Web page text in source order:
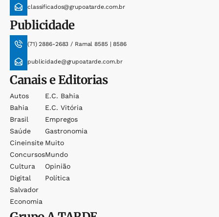
classificados@grupoatarde.com.br
Publicidade
(71) 2886-2683 / Ramal 8585 | 8586
publicidade@grupoatarde.com.br
Canais e Editorias
Autos
Bahia
Brasil
Saúde
Cineinsite
Concursos
Cultura
Digital
Salvador
Economia
E.c. Bahia
E.c. Vitória
Empregos
Gastronomia
Muito
Mundo
Opinião
Política